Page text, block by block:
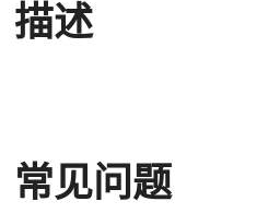
描述
常见问题